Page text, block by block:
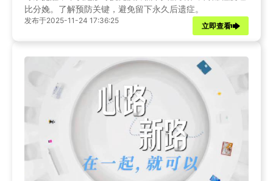
比分娩。了解预防关键，避免留下永久后遗症。
发布于2025-11-24 17:36:25
立即查看